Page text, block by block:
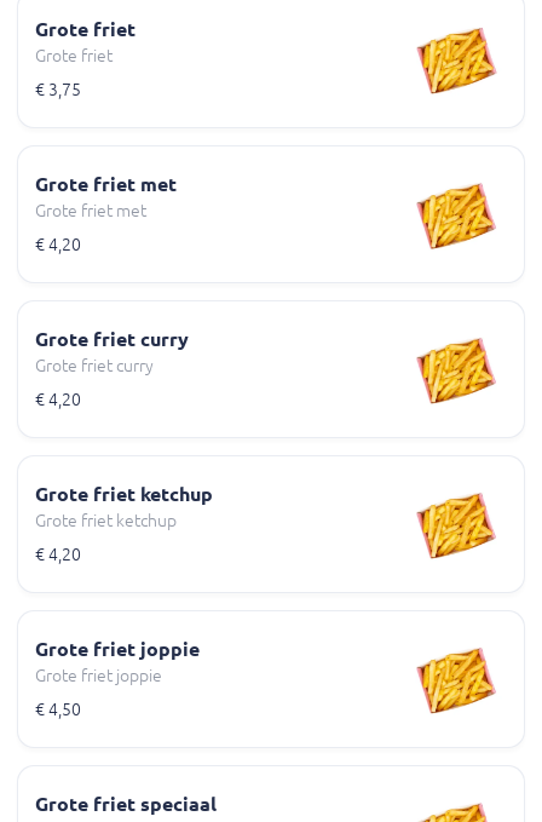
Grote friet
Grote friet
€ 3,75
Grote friet met
Grote friet met
€ 4,20
Grote friet curry
Grote friet curry
€ 4,20
Grote friet ketchup
Grote friet ketchup
€ 4,20
Grote friet joppie
Grote friet joppie
€ 4,50
Grote friet speciaal